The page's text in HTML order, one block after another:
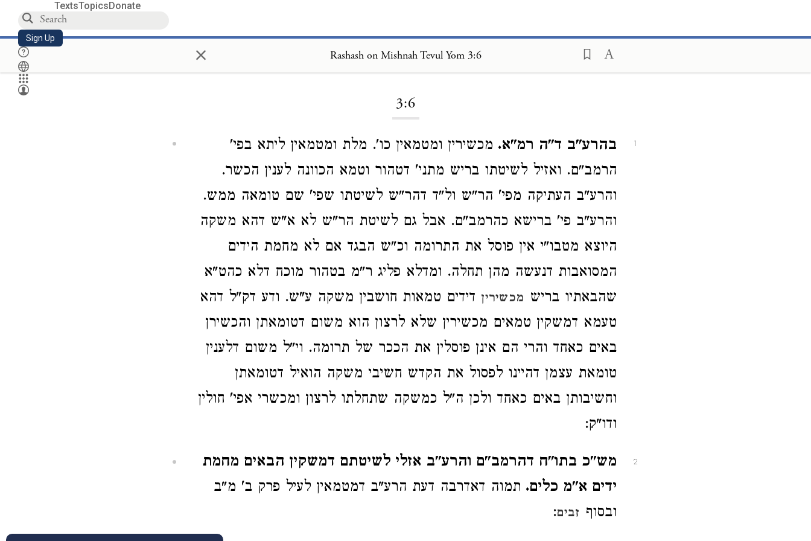
TextsTopicsDonate
Sign Up × Rashash on Mishnah Tevul Yom 3:6
3:6
1 בהרע"ב ד"ה רמ"א. מכשירין ומטמאין כו'. מלת ומטמאין ליתא בפי'
הרמב"ם. ואזיל לשיטתו בריש מתני' דטהור וטמא הכוונה לענין הכשר.
והרע"ב העתיקה מפי' הר"ש ול"ד דהר"ש לשיטתו שפי' שם טומאה ממש.
והרע"ב פי' ברישא כהרמב"ם. אבל גם לשיטת הר"ש לא א"ש דהא משקה
היוצא מטבו"י אין פוסל את התרומה וכ"ש הבגד אם לא מחמת הידים
המסואבות דנעשה מהן תחלה. ומדלא פליג ר"מ בטהור מוכח דלא כהט"א
שהבאתיו בריש מכשירין דידים טמאות חושבין משקה ע"ש. ודע דק"ל דהא
טעמא דמשקין טמאים מכשירין שלא לרצון הוא משום דטומאתן והכשירן
באים כאחד והרי הם אינן פוסלין את הככר של תרומה. וי"ל משום דלענין
טומאת עצמן דהיינו לפסול את הקדש חשיבי משקה הואיל דטומאתן
וחשיבותן באים כאחד ולכן ה"ל כמשקה שתחלתו לרצון ומכשרי אפי' חולין
ודו"ק:
2
מש"כ בתו"ח דהרמב"ם והרע"ב אזלי לשיטתם דמשקין הבאים מחמת
ידים א"מ כלים. תמוה דאדרבה דעת הרע"ב דמטמאין לעיל פרק ב' מ"ב
ובסוף זבים: